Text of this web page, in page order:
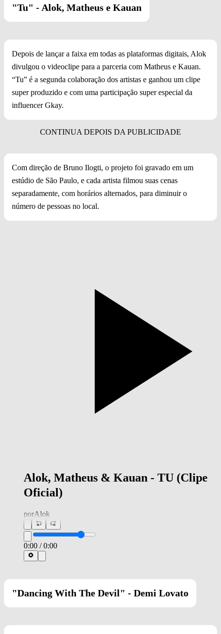
"Tu" - Alok, Matheus e Kauan
Depois de lançar a faixa em todas as plataformas digitais, Alok
divulgou o videoclipe para a parceria com Matheus e Kauan.
“Tu” é a segunda colaboração dos artistas e ganhou um clipe
super produzido e com uma participação super especial da
influencer Gkay.
Com direção de Bruno Ilogti, o projeto foi gravado em um
estúdio de São Paulo, e cada artista filmou suas cenas
separadamente, com horários alternados, para diminuir o
número de pessoas no local.
Alok, Matheus & Kauan - TU (Clipe
Oficial)
porAlok
0:00 /0:00
"Dancing With The Devil" - Demi Lovato